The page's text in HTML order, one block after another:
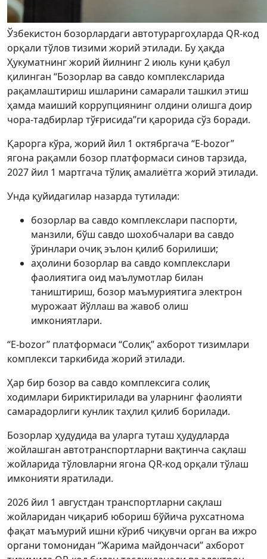
Ўзбекистон бозорлардаги автотураргоҳларда QR-код
орқали тўлов тизими жорий этилади. Бу ҳақда
Ҳукуматнинг жорий йилнинг 2 июль куни қабул
қилинган “Бозорлар ва савдо комплексларида
рақамлаштириш ишларини самарали ташкил этиш
ҳамда маиший коррупциянинг олдини олишга доир
чора-тадбирлар тўғрисида”ги қарорида сўз боради.
Қарорга кўра, жорий йил 1 октябргача “E-bozor”
ягона рақамли бозор платформаси синов тарзида,
2027 йил 1 мартгача тўлиқ амалиётга жорий этилади.
Унда қуйидагилар назарда тутилади:
бозорлар ва савдо комплекслари паспорти,
манзили, бўш савдо шохобчалари ва савдо
ўринлари очиқ эълон қилиб борилиши;
аҳолини бозорлар ва савдо комплекслари
фаолиятига оид маълумотлар билан
таништириш, бозор маъмуриятига электрон
мурожаат йўллаш ва жавоб олиш
имкониятлари.
“E-bozor” платформаси “Солиқ” ахборот тизимлари
комплекси таркибида жорий этилади.
Ҳар бир бозор ва савдо комплексига солиқ
ходимлари бириктирилади ва уларнинг фаолияти
самарадорлиги кунлик таҳлил қилиб борилади.
Бозорлар ҳудудида ва уларга туташ ҳудудларда
жойлашган автотранспортларни вақтинча сақлаш
жойларида тўловларни ягона QR-код орқали тўлаш
имконияти яратилади.
2026 йил 1 августдан транспортларни сақлаш
жойларидан чиқариб юбориш бўйича рухсатнома
фақат маъмурий ишни кўриб чиқувчи орган ва ижро
органи томонидан “Жарима майдончаси” ахборот